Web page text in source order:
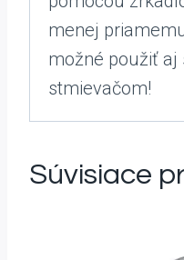
menej
možné použiť aj
stmievačom!
Súvisiace